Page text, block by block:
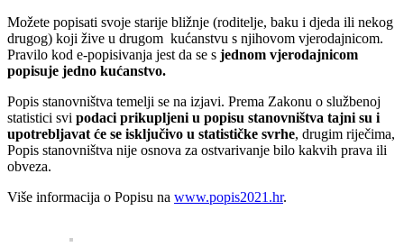
Možete popisati svoje starije bližnje (roditelje, baku i djeda ili nekog
drugog) koji žive u drugom kućanstvu s njihovom vjerodajnicom.
Pravilo kod e-popisivanja jest da se s jednom vjerodajnicom
popisuje jedno kućanstvo.
Popis stanovništva temelji se na izjavi. Prema Zakonu o službenoj
statistici svi podaci prikupljeni u popisu stanovništva tajni su i
upotrebljavat će se isključivo u statističke svrhe, drugim riječima,
Popis stanovništva nije osnova za ostvarivanje bilo kakvih prava ili
obveza.
Više informacija o Popisu na www.popis2021.hr.